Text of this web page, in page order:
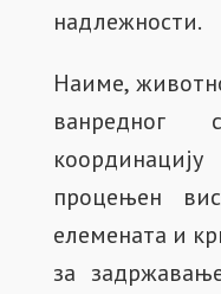
надлежности.
Наиме,
ванредног
процењен
елемената и
за